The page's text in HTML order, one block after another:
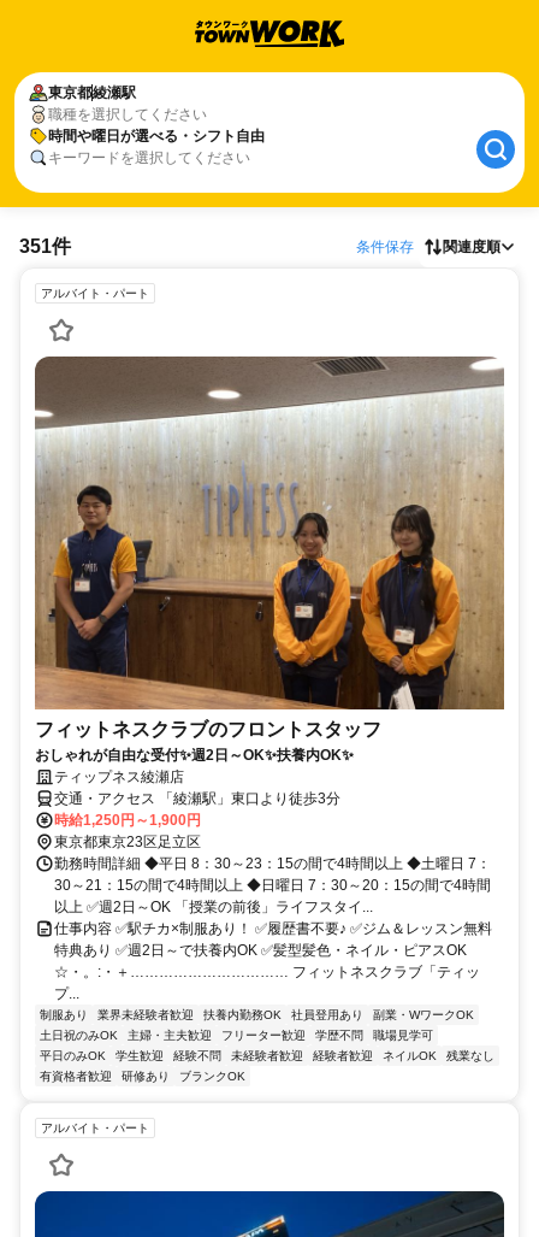
東京都綾瀬駅
職種を選択してください
時間や曜日が選べる・シフト自由
キーワードを選択してください
351件 条件保存 関連度順
アルバイト・パート
フィットネスクラブのフロントスタッフ
おしゃれが自由な受付✨週2日～OK✨扶養内OK✨
ティップネス綾瀬店
交通・アクセス 「綾瀬駅」東口より徒歩3分
時給1,250円～1,900円
東京都東京23区足立区
勤務時間詳細 ◆平日 8：30～23：15の間で4時間以上 ◆土曜日 7：
30～21：15の間で4時間以上 ◆日曜日 7：30～20：15の間で4時間
以上 ✅週2日～OK 「授業の前後」ライフスタイ...
仕事内容 ✅駅チカ×制服あり！ ✅履歴書不要♪ ✅ジム＆レッスン無料
特典あり ✅週2日～で扶養内OK ✅髪型髪色・ネイル・ピアスOK
☆・。:・＋…………………………… フィットネスクラブ「ティッ
プ...
制服あり 業界未経験者歓迎 扶養内勤務OK 社員登用あり
副業・WワークOK
土日祝のみOK
主婦・主夫歓迎 フリーター歓迎 学歴不問
職場見学可
平日のみOK
学生歓迎 経験不問 未経験者歓迎 経験者歓迎 ネイルOK
残業なし
有資格者歓迎
研修あり ブランクOK
アルバイト・パート